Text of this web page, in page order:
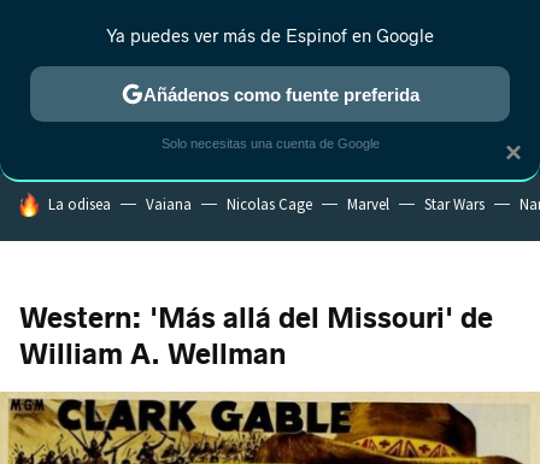
ESTRENOS REALITY ANIME RANKINGS CINE
HOY SE HABLA DE
La odisea Vaiana Nicolas Cage Marvel Star Wars
Western: 'Más allá del Missouri' de
William A. Wellman
×
Ya puedes ver más de Espinof en Google
Añádenos como fuente preferida
Solo necesitas una cuenta de Google